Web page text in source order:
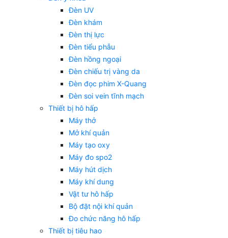
Đèn UV
Đèn khám
Đèn thị lực
Đèn tiểu phẫu
Đèn hồng ngoại
Đèn chiếu trị vàng da
Đèn đọc phim X-Quang
Đèn soi vein tĩnh mạch
Thiết bị hô hấp
Máy thở
Mở khí quản
Máy tạo oxy
Máy đo spo2
Máy hút dịch
Máy khí dung
Vật tư hô hấp
Bộ đặt nội khí quản
Đo chức năng hô hấp
Thiết bị tiêu hao